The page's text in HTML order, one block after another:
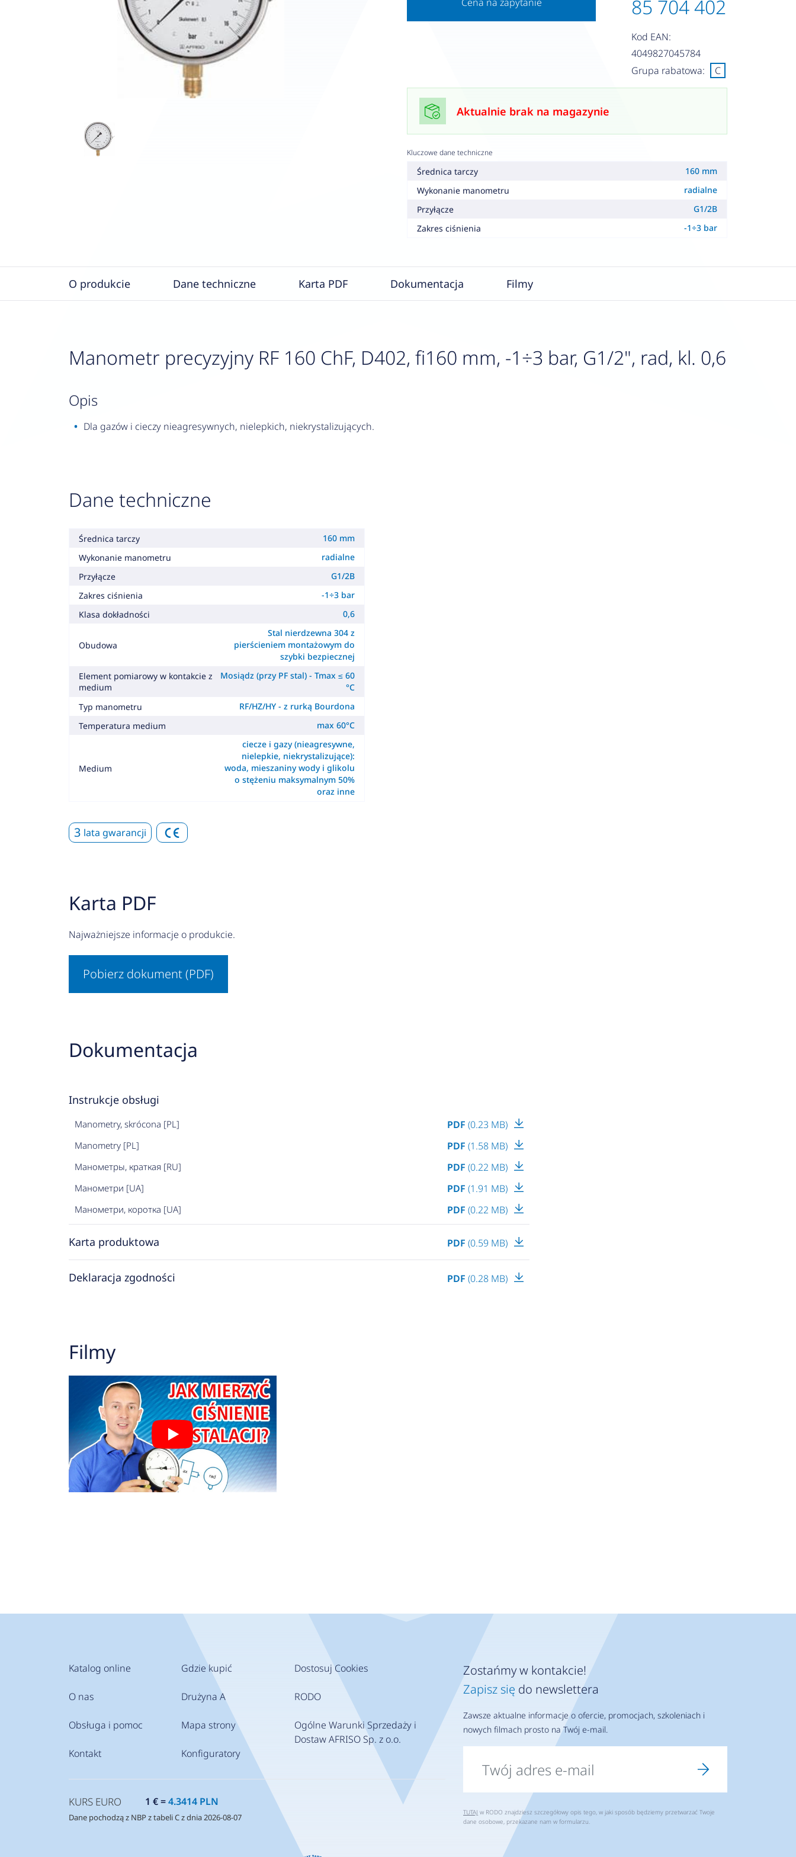
85 704 402
Kod EAN:
4049827045784
Grupa rabatowa:
C
Aktualnie brak na magazynie
Kluczowe dane techniczne
Średnica tarczy
160 mm
Wykonanie manometru
radialne
Przyłącze
G1/2B
Zakres ciśnienia
-1÷3 bar
O produkcie Dane techniczne Karta PDF Dokumentacja Filmy
Manometr precyzyjny RF 160 ChF, D402, fi160 mm, -1÷3 bar, G1/2", rad, kl. 0,6
opis
Dla gazów i cieczy nieagresywnych, nielepkich, niekrystalizujących.
Dane techniczne
Średnica tarczy
160 mm
Wykonanie manometru
radialne
Przyłącze
G1/2B
Zakres ciśnienia
-1÷3 bar
Klasa dokładności
0,6
Obudowa
Stal nierdzewna 304 z
pierścieniem montażowym do
szybki bezpiecznej
Element pomiarowy w kontakcie z
medium
Mosiądz (przy PF stal) - Tmax ≤ 60
°C
Typ manometru
RF/HZ/HY - z rurką Bourdona
Temperatura medium
max 60°C
Medium
ciecze i gazy (nieagresywne,
nielepkie, niekrystalizujące):
woda, mieszaniny wody i glikolu
o stężeniu maksymalnym 50%
oraz inne
3 lata gwarancji
Karta PDF
Najważniejsze informacje o produkcie.
Pobierz dokument (PDF)
Dokumentacja
Instrukcje obsługi
Manometry, skrócona [PL] PDF (0.23 MB)
Manometry [PL] PDF (1.58 MB)
Манометры, краткая [RU] PDF (0.22 MB)
Манометри [UA] PDF (1.91 MB)
Манометри, коротка [UA] PDF (0.22 MB)
Karta produktowa PDF (0.59 MB)
Deklaracja zgodności PDF (0.28 MB)
Filmy
Katalog online
O nas
Obsługa i pomoc
Kontakt
Gdzie kupić
Drużyna A
Mapa strony
Konfiguratory
Dostosuj Cookies
RODO
Ogólne Warunki Sprzedaży i
Dostaw AFRISO Sp. z o.o.
Zostańmy w kontakcie!
Zapisz się do newslettera
Zawsze aktualne informacje o ofercie, promocjach, szkoleniach i
nowych filmach prosto na Twój e-mail.
TUTAJ w RODO znajdziesz szczegółowy opis tego, w jaki sposób będziemy przetwarzać Twoje
dane osobowe, przekazane nam w formularzu.
KURS EURO 1 € =4.3414 PLN
Dane pochodzą z NBP z tabeli C z dnia 2026-08-07